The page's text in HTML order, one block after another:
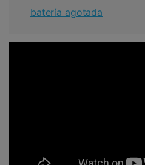
batería agotada